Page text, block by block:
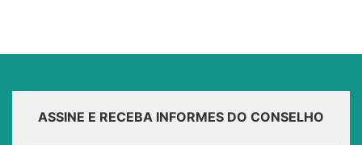
ASSINE E RECEBA INFORMES DO CONSELHO